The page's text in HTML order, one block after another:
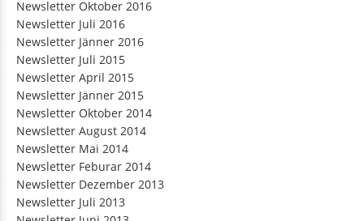
Newsletter Oktober 2016
Newsletter Juli 2016
Newsletter Jänner 2016
Newsletter Juli 2015
Newsletter April 2015
Newsletter Jänner 2015
Newsletter Oktober 2014
Newsletter August 2014
Newsletter Mai 2014
Newsletter Feburar 2014
Newsletter Dezember 2013
Newsletter Juli 2013